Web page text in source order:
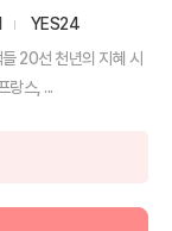
YES24
20선 천년의 지혜 시
프랑스, ...